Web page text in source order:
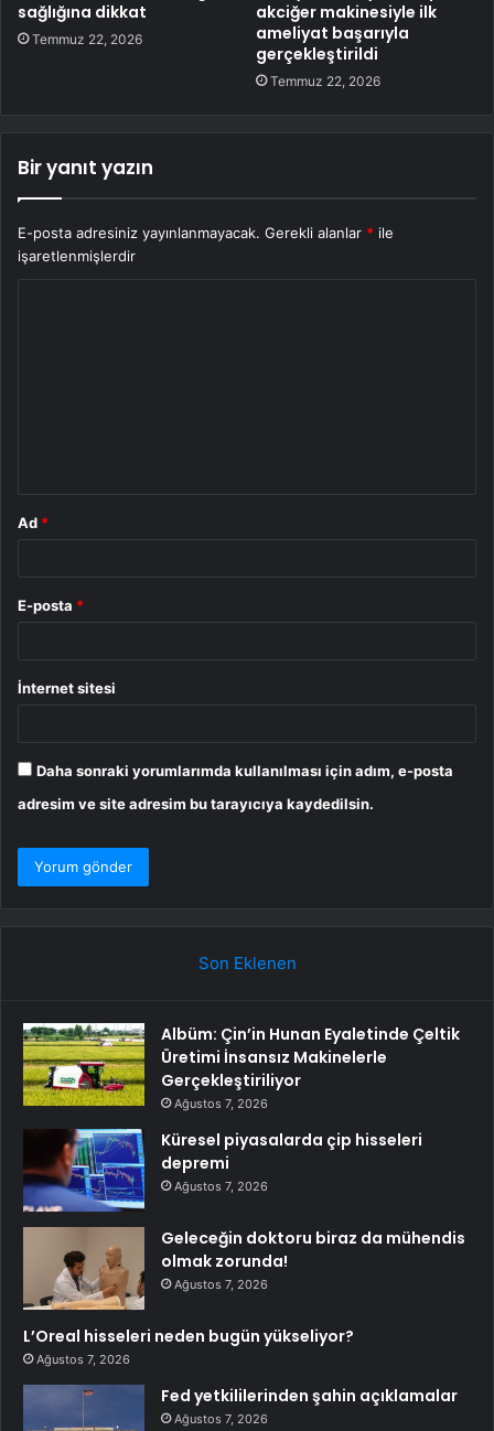
sağlığına dikkat
Temmuz 22, 2026
akciğer makinesiyle ilk
ameliyat başarıyla
gerçekleştirildi
Temmuz 22, 2026
Bir yanıt yazın
E-posta adresiniz yayınlanmayacak. Gerekli alanlar * ile
işaretlenmişlerdir
Ad *
E-posta *
İnternet sitesi
Daha sonraki yorumlarımda kullanılması için adım, e-posta
adresim ve site adresim bu tarayıcıya kaydedilsin.
Son Eklenen
Albüm: Çin’in Hunan Eyaletinde Çeltik
Üretimi İnsansız Makinelerle
Gerçekleştiriliyor
Ağustos 7, 2026
Küresel piyasalarda çip hisseleri
depremi
Ağustos 7, 2026
Geleceğin doktoru biraz da mühendis
olmak zorunda!
Ağustos 7, 2026
L’Oreal hisseleri neden bugün yükseliyor?
Ağustos 7, 2026
Fed yetkililerinden şahin açıklamalar
Ağustos 7, 2026